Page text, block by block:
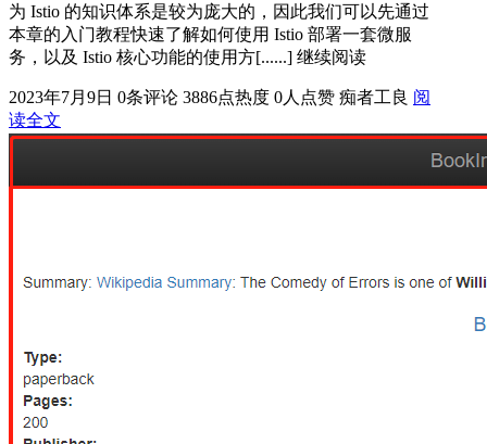
为 Istio 的知识体系是较为庞大的，因此我们可以先通过
本章的入门教程快速了解如何使用 Istio 部署一套微服
务，以及 Istio 核心功能的使用方[......] 继续阅读
2023年7月9日 0条评论 3886点热度 0人点赞 痴者工良 阅
读全文